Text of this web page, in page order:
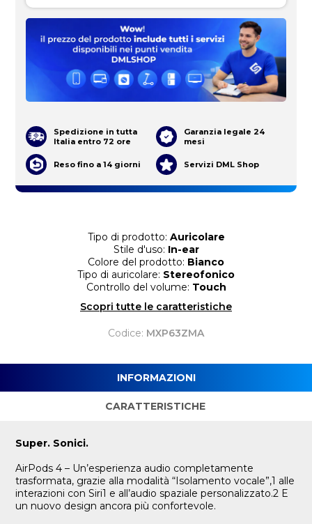
Tipo di prodotto: Auricolare
Stile d'uso: In-ear
Colore del prodotto: Bianco
Tipo di auricolare: Stereofonico
Controllo del volume: Touch
Scopri tutte le caratteristiche
Codice: MXP63ZMA
Spedizione in tutta
Italia entro 72 ore
Garanzia legale 24
mesi
Reso fino a 14 giorni Servizi DML Shop
INFORMAZIONI
CARATTERISTICHE
Super. Sonici.
AirPods 4 – Un’esperienza audio completamente
trasformata, grazie alla modalità “Isolamento vocale”,1 alle
interazioni con Siri1 e all’audio spaziale personalizzato.2 E
un nuovo design ancora più confortevole.